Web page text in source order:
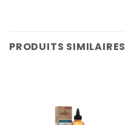
PRODUITS SIMILAIRES